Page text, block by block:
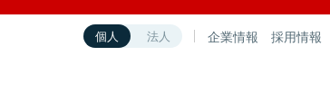
個人 法人 企業情報 採用情報